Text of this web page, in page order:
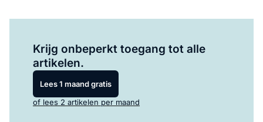
Krijg onbeperkt toegang tot alle
artikelen.
Lees 1 maand gratis
of lees 2 artikelen per maand